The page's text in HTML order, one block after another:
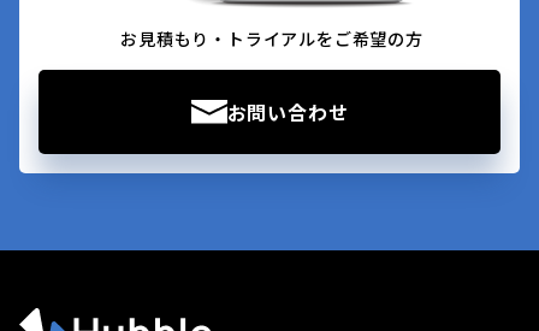
お見積もり・トライアルをご希望の方
お問い合わせ